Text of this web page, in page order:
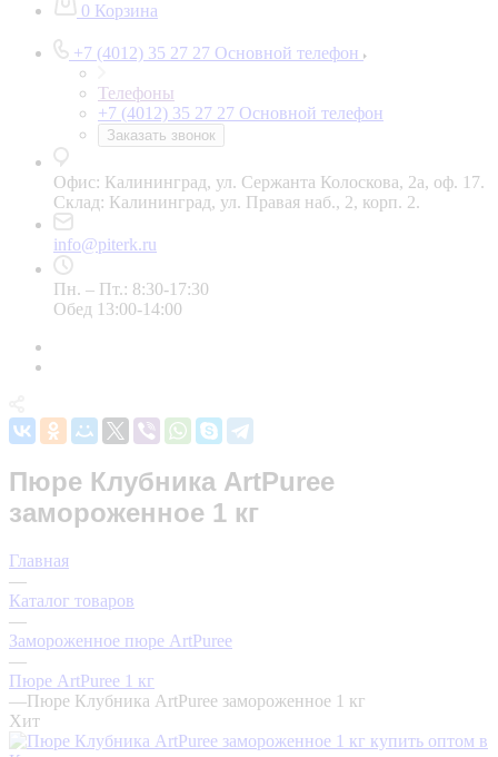
0 Корзина
+7 (4012) 35 27 27 Основной телефон
Телефоны
+7 (4012) 35 27 27 Основной телефон
Заказать звонок
Офис: Калининград, ул. Сержанта Колоскова, 2а, оф. 17.
Склад: Калининград, ул. Правая наб., 2, корп. 2.
info@piterk.ru
Пн. – Пт.: 8:30-17:30
Обед 13:00-14:00
Пюре Клубника ArtPuree
замороженное 1 кг
Главная
—
Каталог товаров
—
Замороженное пюре ArtPuree
—
Пюре ArtPuree 1 кг
—Пюре Клубника ArtPuree замороженное 1 кг
Хит